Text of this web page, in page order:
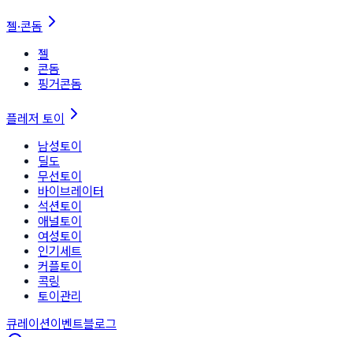
젤·콘돔
젤
콘돔
핑거콘돔
플레저 토이
남성토이
딜도
무선토이
바이브레이터
석션토이
애널토이
여성토이
인기세트
커플토이
콕링
토이관리
큐레이션이벤트블로그